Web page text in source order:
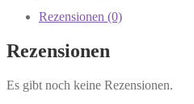
Rezensionen (0)
Rezensionen
Es gibt noch keine Rezensionen.